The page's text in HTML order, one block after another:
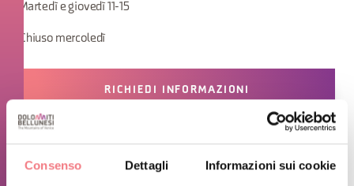
Consenso Dettagli Informazioni sui cookie
Martedì e giovedì 11-15
Chiuso mercoledì
RICHIEDI INFORMAZIONI
1 giugno 2025 - 1 giugno 2028
: Lunedì, venerdì,